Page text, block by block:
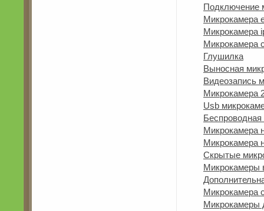
Подключение
Микрокамера
Микрокамера
Микрокамера
Глушилка
Выносная
Видеозапись
Микрокамера
Usb
Микрокамера
Микрокамера
Скрытые
Микрокамеры
Микрокамера
Микрокамеры